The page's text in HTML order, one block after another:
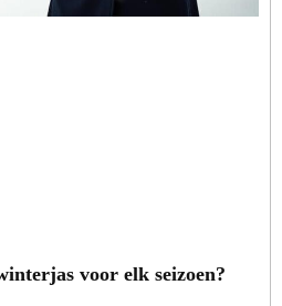
voor elk seizoen?